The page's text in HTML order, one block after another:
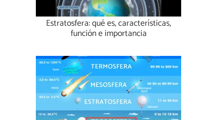
Estratosfera: qué es, características,
función e importancia